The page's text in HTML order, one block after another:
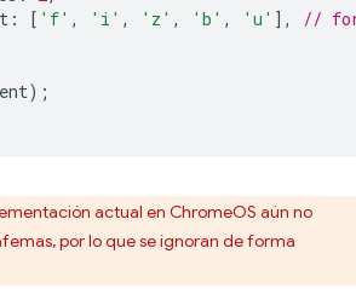
: [ 'f' , 'i' , 'z' , 'b' , 'u' ],
//
);
actual en ChromeOS aún no
por lo que se ignoran de forma